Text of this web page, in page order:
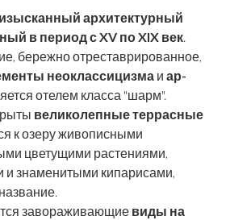
изысканный архитектурный
в период с XV по XIX век.
бережно отреставрированное,
неоклассицизма и ар-
отелем класса "шарм".
великолепные террасные
к озеру живописными
цветущими растениями,
и знаменитыми кипарисами,
завораживающие виды на